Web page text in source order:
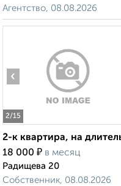
Агентство, 08.08.2026
2/15
‹
2-к квартира, на
18 000 ₽ в месяц
Радищева 20
Собственник, 08.08.2026